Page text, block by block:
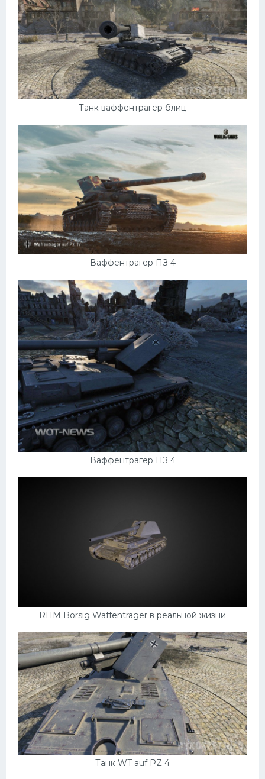
Танк ваффентрагер блиц
Ваффентрагер ПЗ 4
Ваффентрагер ПЗ 4
RHM Borsig Waffentrager в реальной жизни
Танк WT auf PZ 4